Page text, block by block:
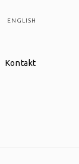
ENGLISH
kontakt